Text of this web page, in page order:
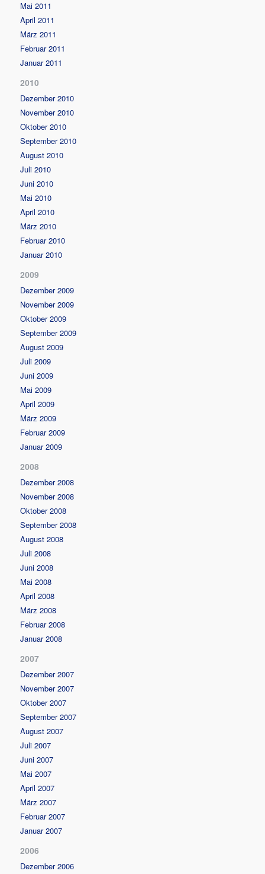
Mai 2011
April 2011
März 2011
Februar 2011
Januar 2011
2010
Dezember 2010
November 2010
Oktober 2010
September 2010
August 2010
Juli 2010
Juni 2010
Mai 2010
April 2010
März 2010
Februar 2010
Januar 2010
2009
Dezember 2009
November 2009
Oktober 2009
September 2009
August 2009
Juli 2009
Juni 2009
Mai 2009
April 2009
März 2009
Februar 2009
Januar 2009
2008
Dezember 2008
November 2008
Oktober 2008
September 2008
August 2008
Juli 2008
Juni 2008
Mai 2008
April 2008
März 2008
Februar 2008
Januar 2008
2007
Dezember 2007
November 2007
Oktober 2007
September 2007
August 2007
Juli 2007
Juni 2007
Mai 2007
April 2007
März 2007
Februar 2007
Januar 2007
2006
Dezember 2006